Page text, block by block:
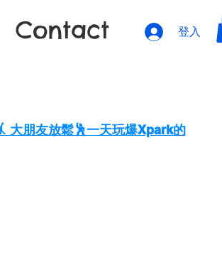
Contact 登入
大朋友放鬆🕺一天玩爆Xpark的